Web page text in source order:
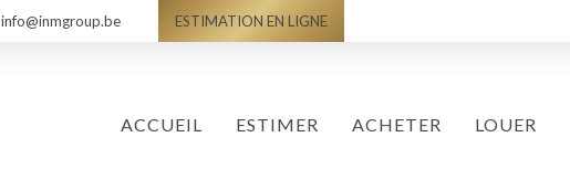
info@inmgroup.be ESTIMATION EN LIGNE
ACCUEIL ESTIMER ACHETER LOUER